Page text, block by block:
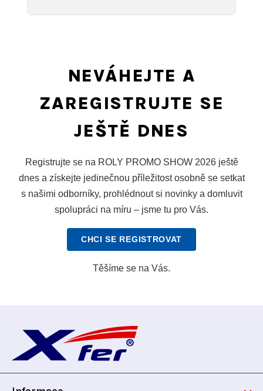
NEVÁHEJTE A
ZAREGISTRUJTE SE
JEŠTĚ DNES
Registrujte se na ROLY PROMO SHOW 2026 ještě
dnes a získejte jedinečnou příležitost osobně se setkat
s našimi odborníky, prohlédnout si novinky a domluvit
spolupráci na míru – jsme tu pro Vás.
CHCI SE REGISTROVAT
Těšíme se na Vás.
p